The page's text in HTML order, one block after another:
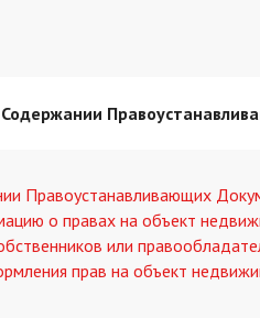
Правоустанавливающих
о правах на объект
или
прав на объект